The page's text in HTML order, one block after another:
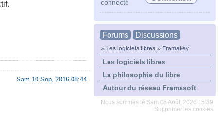
connecté
Forums Discussions
» Les logiciels libres » Framakey
Les logiciels libres
La philosophie du libre
Autour du réseau Framasoft
Nous sommes le Sam 08 Août, 2026 15:39
Supprimer les cookies
Sam 10 Sep, 2016 08:44